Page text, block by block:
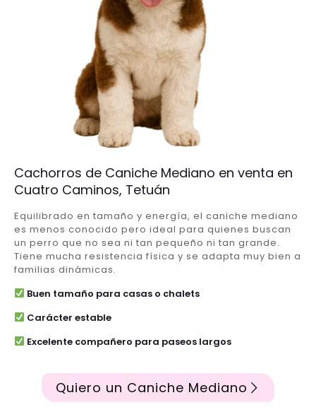
Cachorros de Caniche Mediano en venta en
Cuatro Caminos, Tetuán
Equilibrado en tamaño y energía, el caniche mediano
es menos conocido pero ideal para quienes buscan
un perro que no sea ni tan pequeño ni tan grande.
Tiene mucha resistencia física y se adapta muy bien a
familias dinámicas.
Buen tamaño para casas o chalets
Carácter estable
Excelente compañero para paseos largos
Quiero un Caniche Mediano